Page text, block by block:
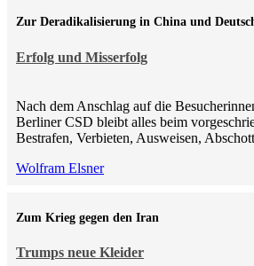
Erfolg und Misserfolg
Zur Deradikalisierung in China und
Nach dem Anschlag auf die
Berliner CSD bleibt alles beim
Bestrafen, Verbieten, Ausweisen,
Wolfram Elsner
Trumps neue Kleider
Zum Krieg gegen den Iran